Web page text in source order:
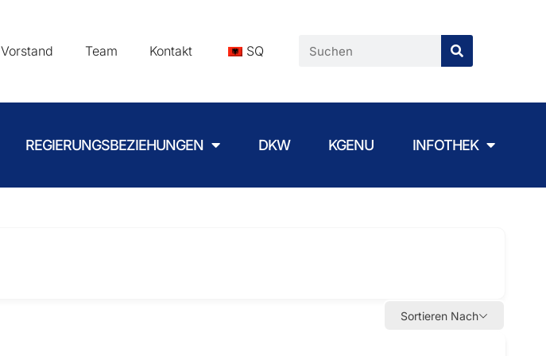
Vorstand Team Kontakt SQ
REGIERUNGSBEZIEHUNGEN DKW KGENU INFOTHEK
Sortieren Nach